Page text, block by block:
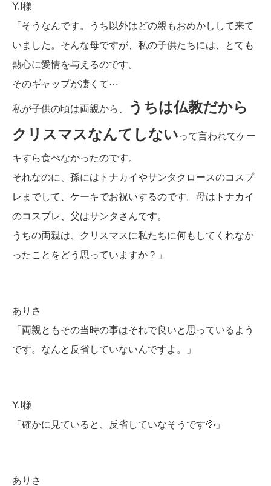
Y.I様
「そうなんです。うち以外はどの親もおめかしして来て
いました。そんな母ですが、私の子供たちには、とても
熱心に愛情を与えるのです。
そのギャップが凄くて⋯
私が子供の頃は両親から、
うちは仏教だから
クリスマスなんてしないって言われてケー
キすら食べなかったのです。
それなのに、孫にはトナカイやサンタクロースのコスプ
レまでして、ケーキでお祝いするのです。母はトナカイ
のコスプレ、父はサンタさんです。
うちの両親は、クリスマスに私たちに何もしてくれなか
ったことをどう思っていますか？」
ありさ
「両親ともその当時の事はそれで良いと思っているよう
です。なんと反省していないんですよ。」
Y.I様
「確かに見ていると、反省していなそうです💦」
ありさ